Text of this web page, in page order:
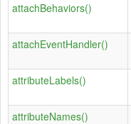
attachBehaviors()
attachEventHandler()
attributeLabels()
attributeNames()